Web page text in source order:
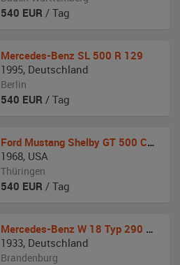
540 EUR / Tag
Mercedes-Benz SL 500 R 129
1995, Deutschland
Berlin
540 EUR / Tag
Ford Mustang Shelby GT 500 Convertible
1968, USA
Thüringen
540 EUR / Tag
Mercedes-Benz W 18 Typ 290 Cabriolet
1933, Deutschland
Brandenburg